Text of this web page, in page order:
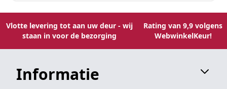
Vlotte levering tot aan uw deur - wij
staan in voor de bezorging
Rating van 9,9 volgens
WebwinkelKeur!
Informatie